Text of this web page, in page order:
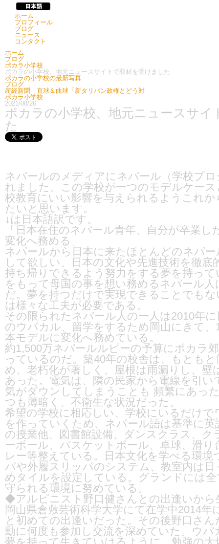
ホーム
プロフィール
ブログ
ニュース
コンタクト
ホーム
ブログ
ポカラ小学校
ポカラの小学校、地元ニュースサイトで取材を受けました
ポカラの小学校の最新写真
ブログ
産経新聞 直球＆曲球「新タリバン政権とどう対
ポカラ小学校
2021/08/26
ポカラの小学校、地元ニュースサイ
た
ネパールのメディアにネパール（学校プ
れました。この学校が一つのモデルケー
校教育にいい影響を与えられるようこれ
たいと思います。
↓は日本語訳です。
「日本在住のネパール青年、自分が卒業
変化へ務める」
ネパールから日本に来たほとんどのネパ
して欲しい、日本の文化や先進技術を徹
持ち帰りできるよう努力をする夢を持っ
をもって母国の事を想い務めるネパール
だ。夢を持つだけで実現できることでも
は様々な工夫が必要である。
その限られたネパール人の一人は2010年
のウパカル、留学をするため岡山にきて、
本モデルに変化へ務めている。
約1,500万ネパールルピーの予算にポカラ
っているのだ。築40年の校舎は、もとも
め、⽼朽化が著しく、屋根は⾬漏りし、壁
あった。電気は、隣の⺠家から電線を引
気がダウンしてしまうことも 頻繁にあっ
つも薄暗く、不衛⽣な状況だった。
希望の学校に相応しい、学校にいるだけ
を作っていくため、ネパール語は基準に
の授業他、図書館設備、ダンスクラス、
ーボール、バスケットボール、卓球、滑
レー等整えている。日本文化を学べる環
パや外履スリッパのシステム、教室内は
めタイルを設定している。グランドには
守られる環境に努めている。
◆アルピニスト野口健さんとの出逢いから
岡山県倉敷芸術科学大学にて在学中2014
と初めての出逢いだった。その後野口さ
動に何度も参加し交流を深めていた。ウ